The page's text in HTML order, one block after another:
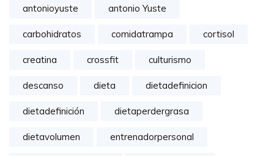
antonioyuste antonio Yuste
carbohidratos comidatrampa cortisol
creatina crossfit culturismo
descanso dieta dietadefinicion
dietadefinición dietaperdergrasa
dietavolumen entrenadorpersonal